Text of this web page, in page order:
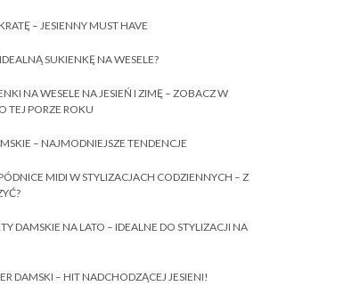
– JESIENNY MUST HAVE
SUKIENKĘ NA WESELE?
NA WESELE NA JESIEŃ I ZIMĘ – ZOBACZ W
TEJ PORZE ROKU
– NAJMODNIEJSZE TENDENCJE
MIDI W STYLIZACJACH CODZIENNYCH – Z
DAMSKIE NA LATO – IDEALNE DO STYLIZACJI NA
DAMSKI – HIT NADCHODZĄCEJ JESIENI!